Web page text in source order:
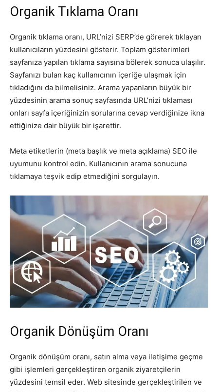
Organik Tıklama Oranı
Organik tıklama oranı, URL’nizi SERP’de görerek tıklayan
kullanıcıların yüzdesini gösterir. Toplam gösterimleri
sayfanıza yapılan tıklama sayısına bölerek sonuca ulaşılır.
Sayfanızı bulan kaç kullanıcının içeriğe ulaşmak için
tıkladığını da bilmelisiniz. Arama yapanların büyük bir
yüzdesinin arama sonuç sayfasında URL’nizi tıklaması
onları sayfa içeriğinizin sorularına cevap verdiğinize ikna
ettiğinize dair büyük bir işarettir.
Meta etiketlerin (meta başlık ve meta açıklama) SEO ile
uyumunu kontrol edin. Kullanıcının arama sonucuna
tıklamaya teşvik edip etmediğini sorgulayın.
Organik Dönüşüm Oranı
Organik dönüşüm oranı, satın alma veya iletişime geçme
gibi işlemleri gerçekleştiren organik ziyaretçilerin
yüzdesini temsil eder. Web sitesinde gerçekleştirilen ve